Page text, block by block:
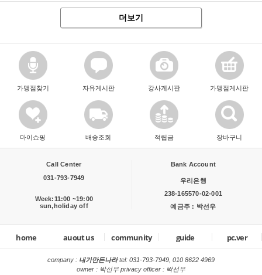
더보기
가맹점찾기 자유게시판 강사게시판 가맹점게시판
마이쇼핑 배송조회 적립금 장바구니
Call Center
031-793-7949
Week:11:00 ~19:00
sun,holiday off
Bank Account
우리은행
238-165570-02-001
예금주 : 박선우
home auout us community guide pc.ver
company : 내가만든나라tel: 031-793-7949, 010 8622 4969
owner : 박선우 privacy officer : 박선우